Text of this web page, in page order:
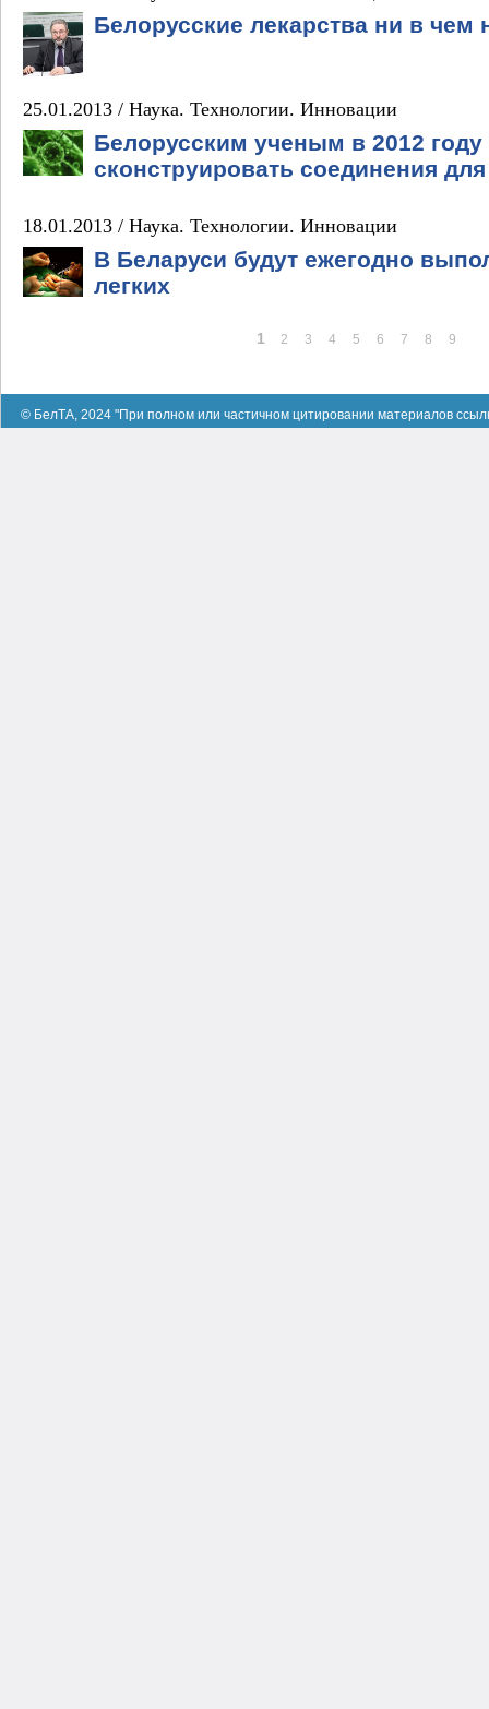
Белорусские лекарства ни в
25.01.2013 / Наука. Технологии. Инновации
Белорусским ученым в 2012 году
сконструировать соединения
18.01.2013 / Наука. Технологии. Инновации
В Беларуси будут ежегодно
легких
1 2 3 4 5 6 7 8 9
© БелТА, 2024 "При полном или частичном цитировании материалов